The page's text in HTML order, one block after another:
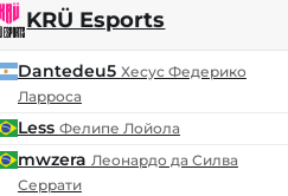
KRÜ Esports
Dantedeu5 Хесус Федерико
Ларроса
Less Фелипе Лойола
mwzera Леонардо да Силва
Серрати